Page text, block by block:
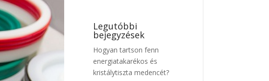
Legutóbbi
bejegyzések
Hogyan tartson fenn
energiatakarékos és
kristálytiszta medencét?